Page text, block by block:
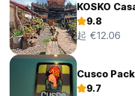
KOSKO
9.8
起 €12.06
Cusco
9.7